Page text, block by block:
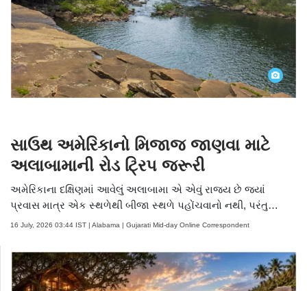
સાઉથ અમેરિકાનો મિજાજ જાણવા માટે
અલાબામાની રોડ ટ્રિપ જરૂરી
અમેરિકાના દક્ષિણમાં આવેલું અલાબામા એ એવું રાજ્ય છે જ્યાં
પ્રવાસ માત્ર એક સ્થળેથી બીજા સ્થળે પહોંચવાનો નથી, પરંતુ
રસ્તામાં મળતા ઇતિહાસ, કુદરતી સૌંદર્ય, સ્થાનિક સંસ્કૃતિ અને લોકોની
મોબાઇલ સુધીનો લગભગ ચાર દિવસનો આ રોડ ટ્રિપ ધોધ, પહાડો,
અંતરિક્ષ વિજ્ઞાન, સિવિલ રાઇટ્સનો ઇતિહાસ, વિશ્વસ્તરીય ભોજન અને
મેક્સિકોના અખાતના મનોહર દરિયાકિનારાને એક જ પ્રવાસમાં
16 July, 2026 03:44 IST | Alabama | Gujarati Mid-day Online Correspondent